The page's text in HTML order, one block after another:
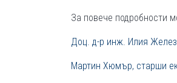
За повече подробности
Доц. д-р инж. Илия
Мартин Хюмър, старши